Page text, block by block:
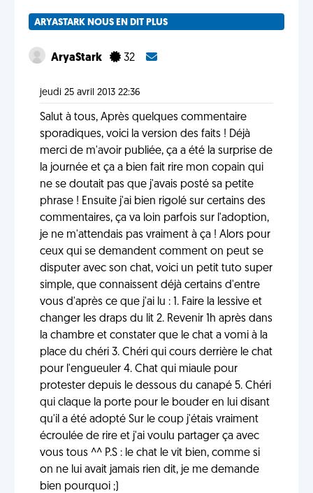
ARYASTARK NOUS EN DIT PLUS
AryaStark 32
jeudi 25 avril 2013 22:36
Salut à tous, Après quelques commentaire
sporadiques, voici la version des faits ! Déjà
merci de m'avoir publiée, ça a été la surprise de
la journée et ça a bien fait rire mon copain qui
ne se doutait pas que j'avais posté sa petite
phrase ! Ensuite j'ai bien rigolé sur certains des
commentaires, ça va loin parfois sur l'adoption,
je ne m'attendais pas vraiment à ça ! Alors pour
ceux qui se demandent comment on peut se
disputer avec son chat, voici un petit tuto super
simple, que connaissent déjà certains d'entre
vous d'après ce que j'ai lu : 1. Faire la lessive et
changer les draps du lit 2. Revenir 1h après dans
la chambre et constater que le chat a vomi à la
place du chéri 3. Chéri qui cours derrière le chat
pour l'engueuler 4. Chat qui miaule pour
protester depuis le dessous du canapé 5. Chéri
qui claque la porte pour le bouder en lui disant
qu'il a été adopté Sur le coup j'étais vraiment
écroulée de rire et j'ai voulu partager ça avec
vous tous ^^ P.S : le chat le vit bien, comme si
on ne lui avait jamais rien dit, je me demande
bien pourquoi ;)